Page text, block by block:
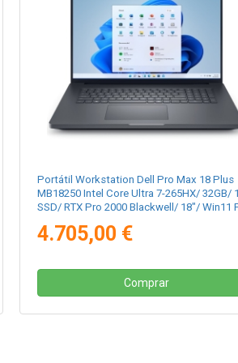
Portátil Workstation Dell Pro Max 18 Plus
MB18250 Intel Core Ultra 7-265HX/ 32GB/
SSD/ RTX Pro 2000 Blackwell/ 18"/ Win11
4.705,00 €
Comprar